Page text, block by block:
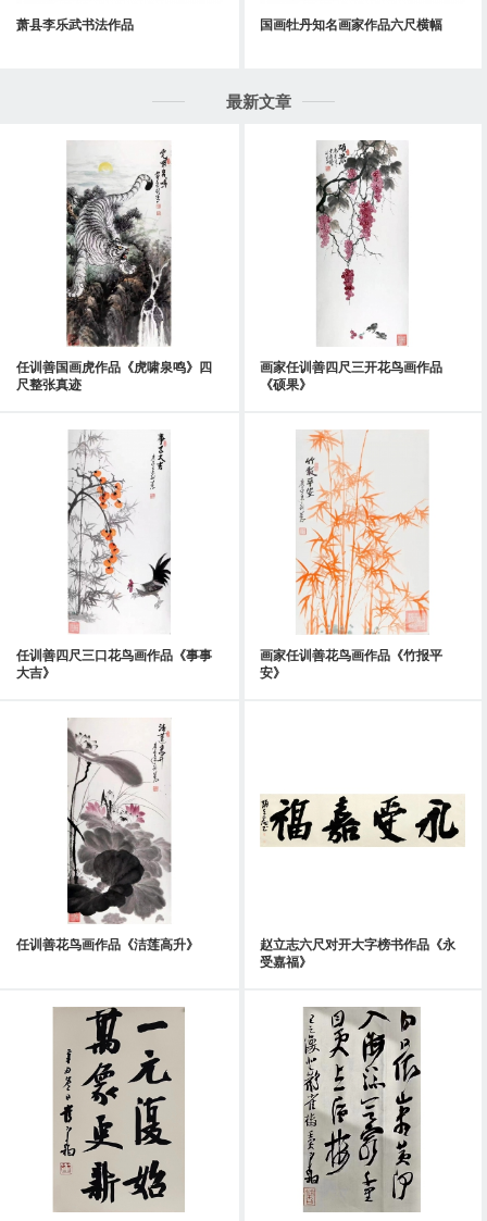
萧县李乐武书法作品 国画牡丹知名画家作品六尺横幅
最新文章
任训善国画虎作品《虎啸泉鸣》四
尺整张真迹
画家任训善四尺三开花鸟画作品
《硕果》
任训善四尺三口花鸟画作品《事事
大吉》
画家任训善花鸟画作品《竹报平
安》
任训善花鸟画作品《洁莲高升》
赵立志六尺对开大字榜书作品《永
受嘉福》